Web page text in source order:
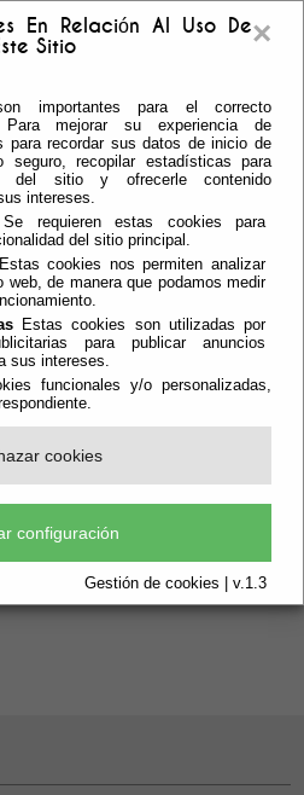
×
En Relación Al Uso De
Sitio
importantes para el correcto
mejorar su experiencia de
para recordar sus datos de inicio de
recopilar estadísticas para
del sitio y ofrecerle contenido
intereses.
Se requieren estas cookies para
del sitio principal.
Estas cookies nos permiten analizar
web, de manera que podamos medir
Estas cookies son utilizadas por
para publicar anuncios
sus intereses.
funcionales y/o personalizadas,
cookies
configuración
Gestión de cookies | v.1.3
Telf: 950.55.30.69 -
950.55.36.37 Fax: 950.55.35.41
HTTP response code: 504 for
obtenerJSONPortal2?